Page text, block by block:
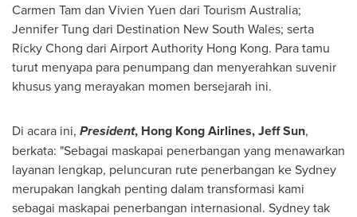
Carmen Tam dan Vivien Yuen dari Tourism Australia;
Jennifer Tung dari Destination New South Wales; serta
Ricky Chong dari Airport Authority Hong Kong. Para tamu
turut menyapa para penumpang dan menyerahkan suvenir
khusus yang merayakan momen bersejarah ini.
Di acara ini, President, Hong Kong Airlines,Jeff Sun,
berkata: "Sebagai maskapai penerbangan yang menawarkan
layanan lengkap, peluncuran rute penerbangan ke Sydney
merupakan langkah penting dalam transformasi kami
sebagai maskapai penerbangan internasional. Sydney tak